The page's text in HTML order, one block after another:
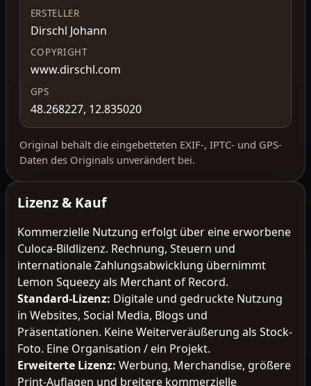
ERSTELLER
Dirschl Johann
COPYRIGHT
www.dirschl.com
GPS
48.268227, 12.835020
Original behält die eingebetteten EXIF-, IPTC- und GPS-
Daten des Originals unverändert bei.
Lizenz & Kauf
Kommerzielle Nutzung erfolgt über eine erworbene
Culoca-Bildlizenz. Rechnung, Steuern und
internationale Zahlungsabwicklung übernimmt
Lemon Squeezy als Merchant of Record.
Standard-Lizenz: Digitale und gedruckte Nutzung
in Websites, Social Media, Blogs und
Präsentationen. Keine Weiterveräußerung als Stock-
Foto. Eine Organisation / ein Projekt.
Erweiterte Lizenz: Werbung, Merchandise, größere
Print-Auflagen und breitere kommerzielle